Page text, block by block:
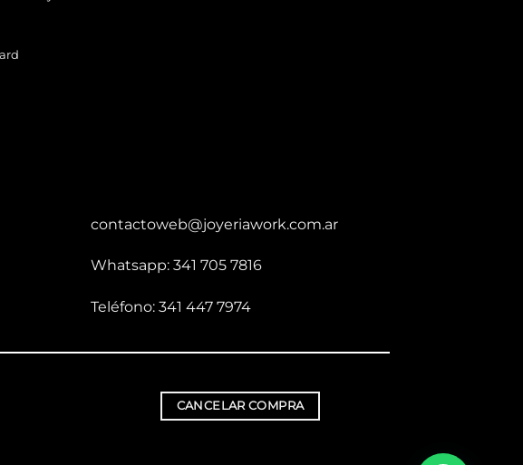
contactoweb@joyeriawork.com.ar
Whatsapp: 341 705 7816
Teléfono: 341 447 7974
CANCELAR COMPRA